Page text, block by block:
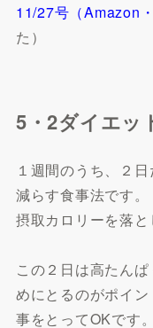
11/27号（Amazon・
た）
5・2ダイエッ
１週間のうち、２
減らす食事法です
摂取カロリーを落と
この２日は高たん
めにとるのがポイ
事をとってOKです。